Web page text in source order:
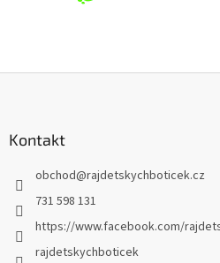
Kontakt
obchod@rajdetskychboticek.cz
731 598 131
https://www.facebook.com/
rajdetskychboticek